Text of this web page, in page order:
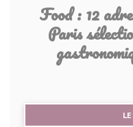
Food : 12
Paris